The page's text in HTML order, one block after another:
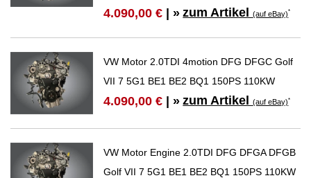
4.090,00 € | » zum Artikel(auf eBay)*
VW Motor 2.0TDI 4motion DFG DFGC Golf
VII 7 5G1 BE1 BE2 BQ1 150PS 110KW
4.090,00 € | » zum Artikel(auf eBay)*
VW Motor Engine 2.0TDI DFG DFGA DFGB
Golf VII 7 5G1 BE1 BE2 BQ1 150PS 110KW